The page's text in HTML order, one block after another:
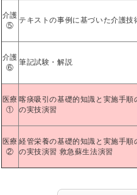
介護
⑤
テキストの事例に基づいた介護技
介護
⑥
筆記試験・解説
医療
①
喀痰吸引の基礎的知識と実施手
の実技演習
医療
②
経管栄養の基礎的知識と実施手
の実技演習 救急蘇生法演習